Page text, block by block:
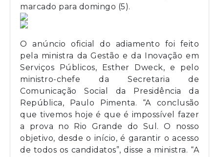
marcado para domingo (5).
O anúncio oficial do adiamento foi feito
pela ministra da Gestão e da Inovação em
Serviços Públicos, Esther Dweck, e pelo
ministro-chefe da Secretaria de
Comunicação Social da Presidência da
República, Paulo Pimenta. “A conclusão
que tivemos hoje é que é impossível fazer
a prova no Rio Grande do Sul. O nosso
objetivo, desde o início, é garantir o acesso
de todos os candidatos”, disse a ministra. “A